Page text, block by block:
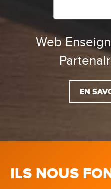
Web
EN
ILS NOUS